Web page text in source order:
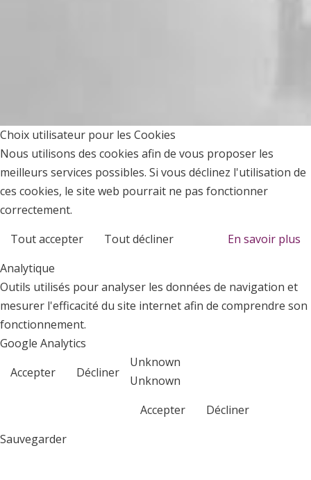
Choix utilisateur pour les Cookies
Nous utilisons des cookies afin de vous proposer les
meilleurs services possibles. Si vous déclinez l'utilisation de
ces cookies, le site web pourrait ne pas fonctionner
correctement.
Tout accepter
Tout décliner
En savoir plus
Analytique
Outils utilisés pour analyser les données de navigation et
mesurer l'efficacité du site internet afin de comprendre son
fonctionnement.
Google Analytics
Accepter
Décliner
Unknown
Unknown
Accepter
Décliner
Sauvegarder